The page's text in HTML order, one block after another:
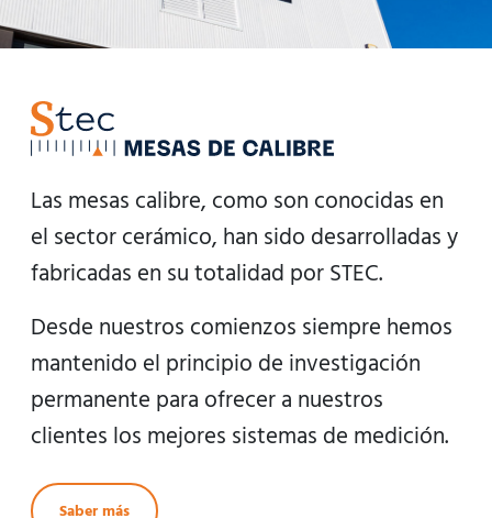
Las mesas calibre, como son conocidas en
el sector cerámico, han sido desarrolladas y
fabricadas en su totalidad por STEC.
Desde nuestros comienzos siempre hemos
mantenido el principio de investigación
permanente para ofrecer a nuestros
clientes los mejores sistemas de medición.
Saber más